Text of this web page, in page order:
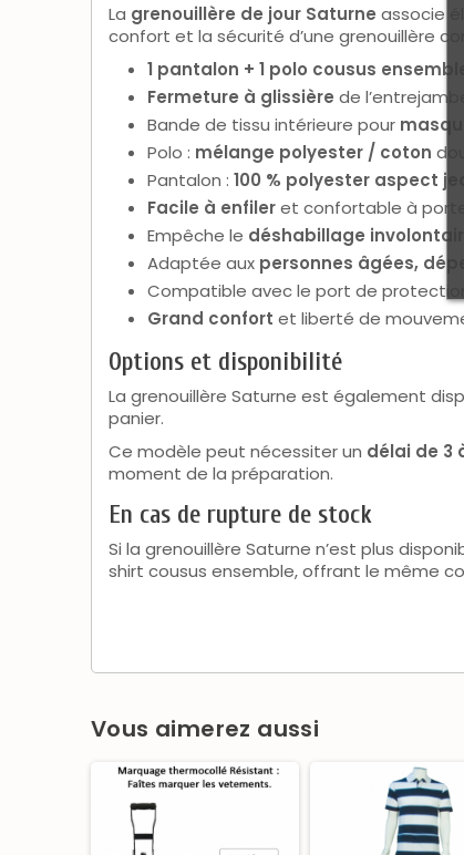
La grenouillère de jour Saturne associe
confort et la sécurité d’une grenouillère
1 pantalon + 1 polo cousus
Fermeture à glissière de
Bande de tissu intérieure pour
Polo : mélange polyester / coton
Pantalon : 100 % polyester aspect
Facile à enfileret confortable à
Empêche le déshabillage
Adaptée aux personnes âgées,
Compatible avec le port de
Grand confort et liberté de
Options et disponibilité
La grenouillère Saturne est également
panier.
Ce modèle peut nécessiter un délai de 3
moment de la préparation.
En cas de rupture de stock
Si la grenouillère Saturne n’est plus
shirt cousus ensemble, offrant le même
Vous aimerez aussi